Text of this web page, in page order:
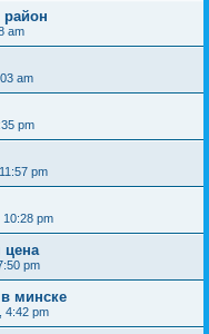
район
am
am
pm
pm
10:28 pm
цена
pm
минске
4:42 pm